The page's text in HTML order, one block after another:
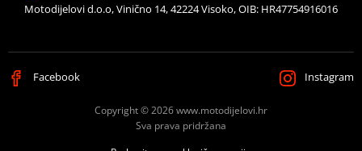
Motodijelovi d.o.o, Vinično 14, 42224 Visoko, OIB: HR47754916016
Facebook Instagram
Copyright © 2026 www.motodijelovi.hr
Sva prava pridržana